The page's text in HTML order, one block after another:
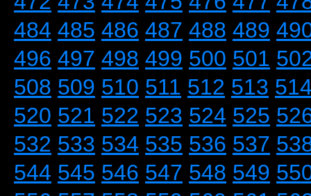
484 485 486 487 488 489
496 497 498 499 500 501
508 509 510 511 512 513
520 521 522 523 524 525
532 533 534 535 536 537
544 545 546 547 548 549